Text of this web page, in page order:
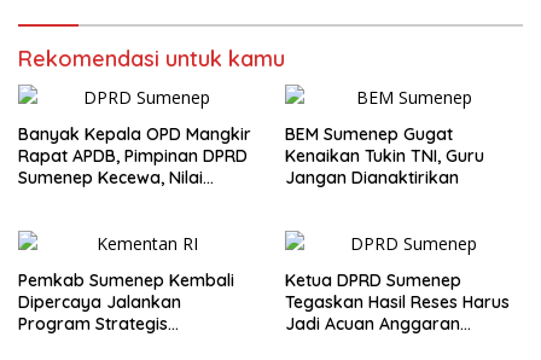
Rekomendasi untuk kamu
Banyak Kepala OPD Mangkir
Rapat APDB, Pimpinan DPRD
Sumenep Kecewa, Nilai
BEM Sumenep Gugat
Kenaikan Tukin TNI, Guru
Jangan Dianaktirikan
Pemkab Sumenep Kembali
Dipercaya Jalankan
Program Strategis
Ketua DPRD Sumenep
Tegaskan Hasil Reses Harus
Jadi Acuan Anggaran